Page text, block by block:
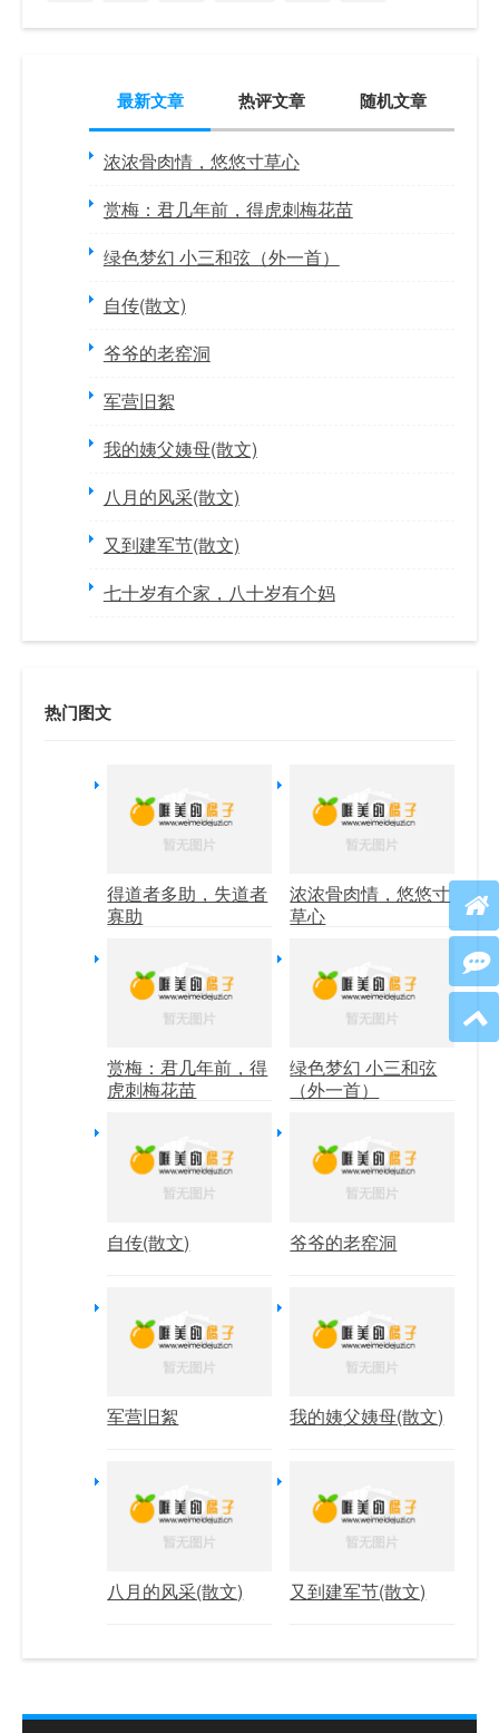
最新文章 热评文章 随机文章
浓浓骨肉情，悠悠寸草心
赏梅：君几年前，得虎刺梅花苗
绿色梦幻 小三和弦（外一首）
自传(散文)
爷爷的老窑洞
军营旧絮
我的姨父姨母(散文)
八月的风采(散文)
又到建军节(散文)
七十岁有个家，八十岁有个妈
热门图文
得道者多助，失道者
寡助
浓浓骨肉情，悠悠寸
草心
赏梅：君几年前，得
虎刺梅花苗
绿色梦幻 小三和弦
（外一首）
自传(散文) 爷爷的老窑洞
军营旧絮 我的姨父姨母(散文)
八月的风采(散文) 又到建军节(散文)